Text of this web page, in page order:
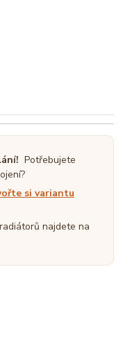
Potřebujete
si variantu
najdete na